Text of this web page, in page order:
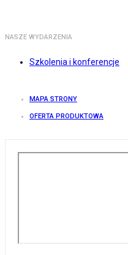
NASZE WYDARZENIA
Szkolenia i konferencje
MAPA STRONY
OFERTA PRODUKTOWA